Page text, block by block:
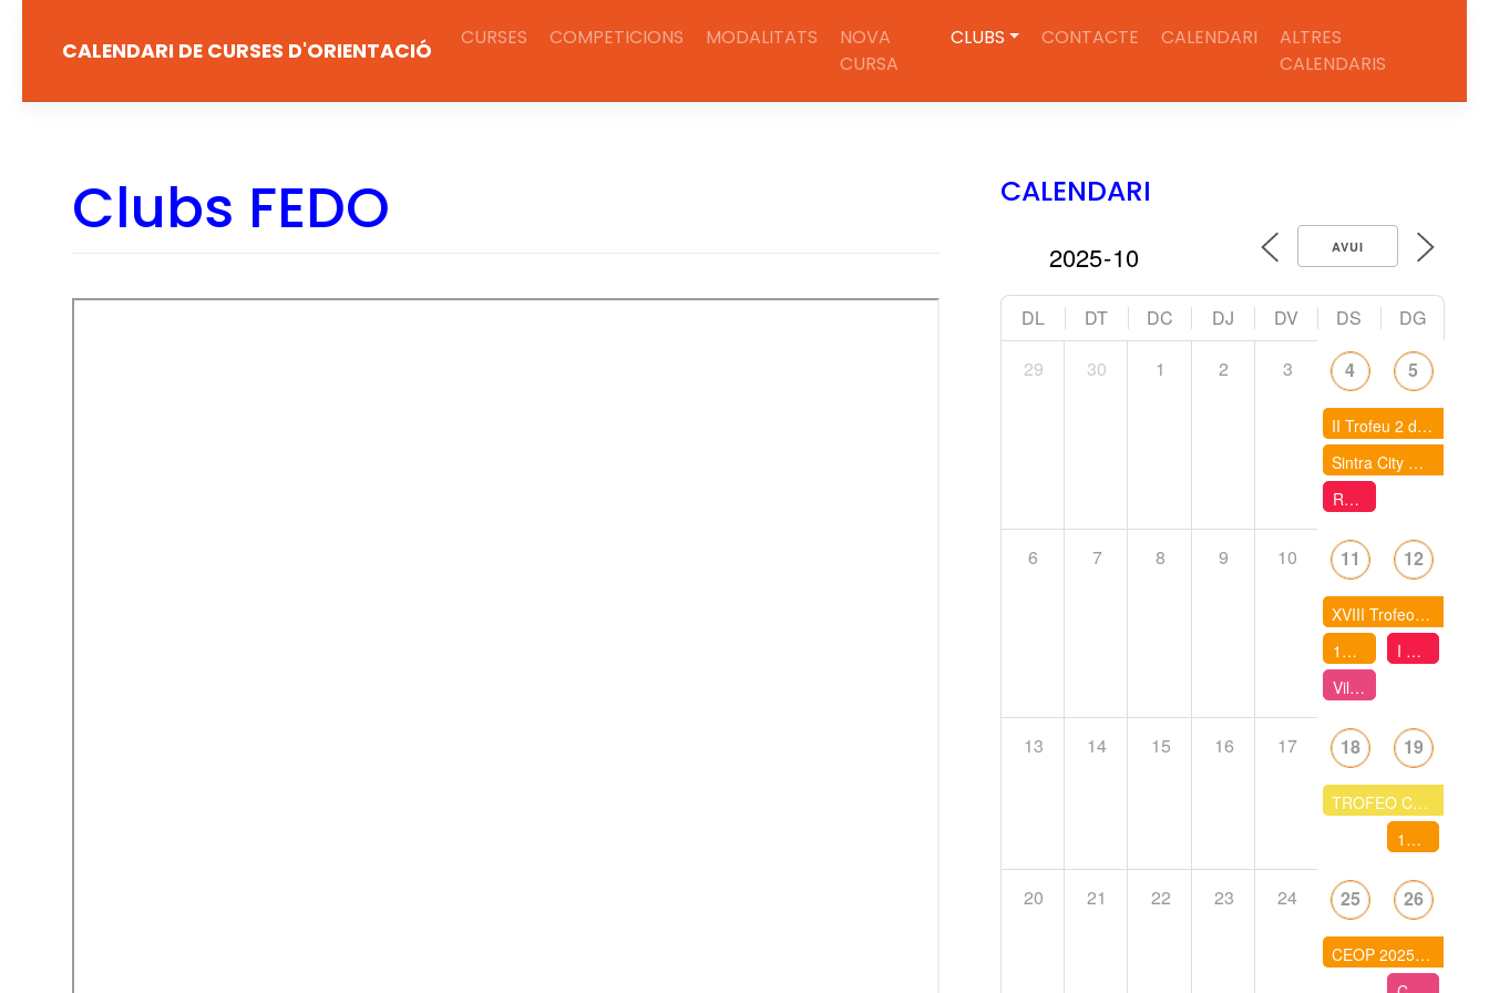
CALENDARI DE CURSES D'ORIENTACIÓ
CURSES COMPETICIONS MODALITATS
NOVA
CURSA
CLUBS CONTACTE CALENDARI
ALTRES
CALENDARIS
Clubs FEDO CALENDARI
AVUI
DL DT DC DJ DV DS
DG
29
30 1 2 3 4
II Trofeu 2 dies de la Serra de Montsant
Sintra City Race 2025
Rogaine Otxandio-Urkiola-Aramaio Rogainea
5
6 7 8 9 10 11
XVIII Trofeo Quijotes
1a cursa CEEB Parc de la Pegaso
Vila-Rodona- Cursa popular BTT O - Nocturna
12
I Rogaine del Llangardaix
13 14 15 16 17 18
TROFEO COSTA DE LA LUZ
19
14e ROC 66 2025 - RAID
20 21 22 23 24 25
CEOP 2025 - SPRINT /RELEVOS MIXTOS
26